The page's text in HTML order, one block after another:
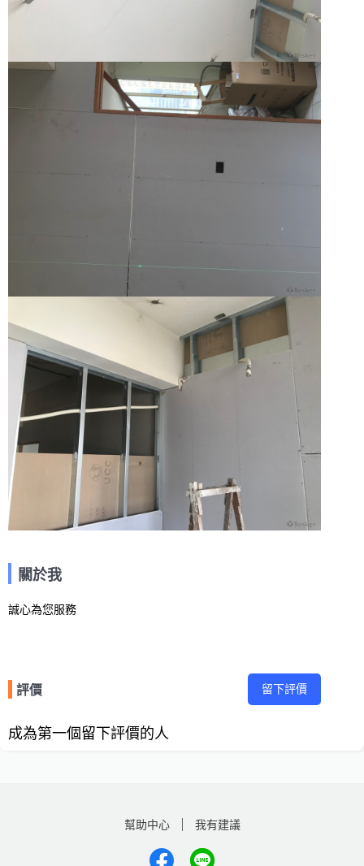
關於我
誠心為您服務
評價 留下評價
成為第一個留下評價的人
幫助中心 我有建議